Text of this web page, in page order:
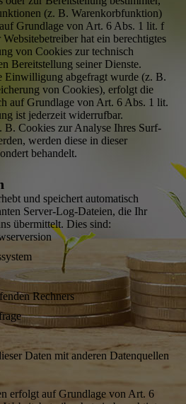
(z. B. Warenkorb­funktion)
Grundlage von Art. 6 Abs. 1 lit. f
hat ein berechtigtes
von Cookies zur technisch
Bereit­stellung seiner Dienste.
Einwilligung abgefragt wurde (z. B.
von Cookies), erfolgt die
auf Grundlage von Art. 6 Abs. 1 lit.
ist jederzeit widerrufbar.
B. Cookies zur Analyse Ihres Surf­
werden diese in dieser
behandelt.
und speichert automatisch
Server-Log-Dateien, die Ihr
übermittelt. Dies sind:
Rechners
Daten mit anderen Datenquellen
erfolgt auf Grundlage von Art. 6